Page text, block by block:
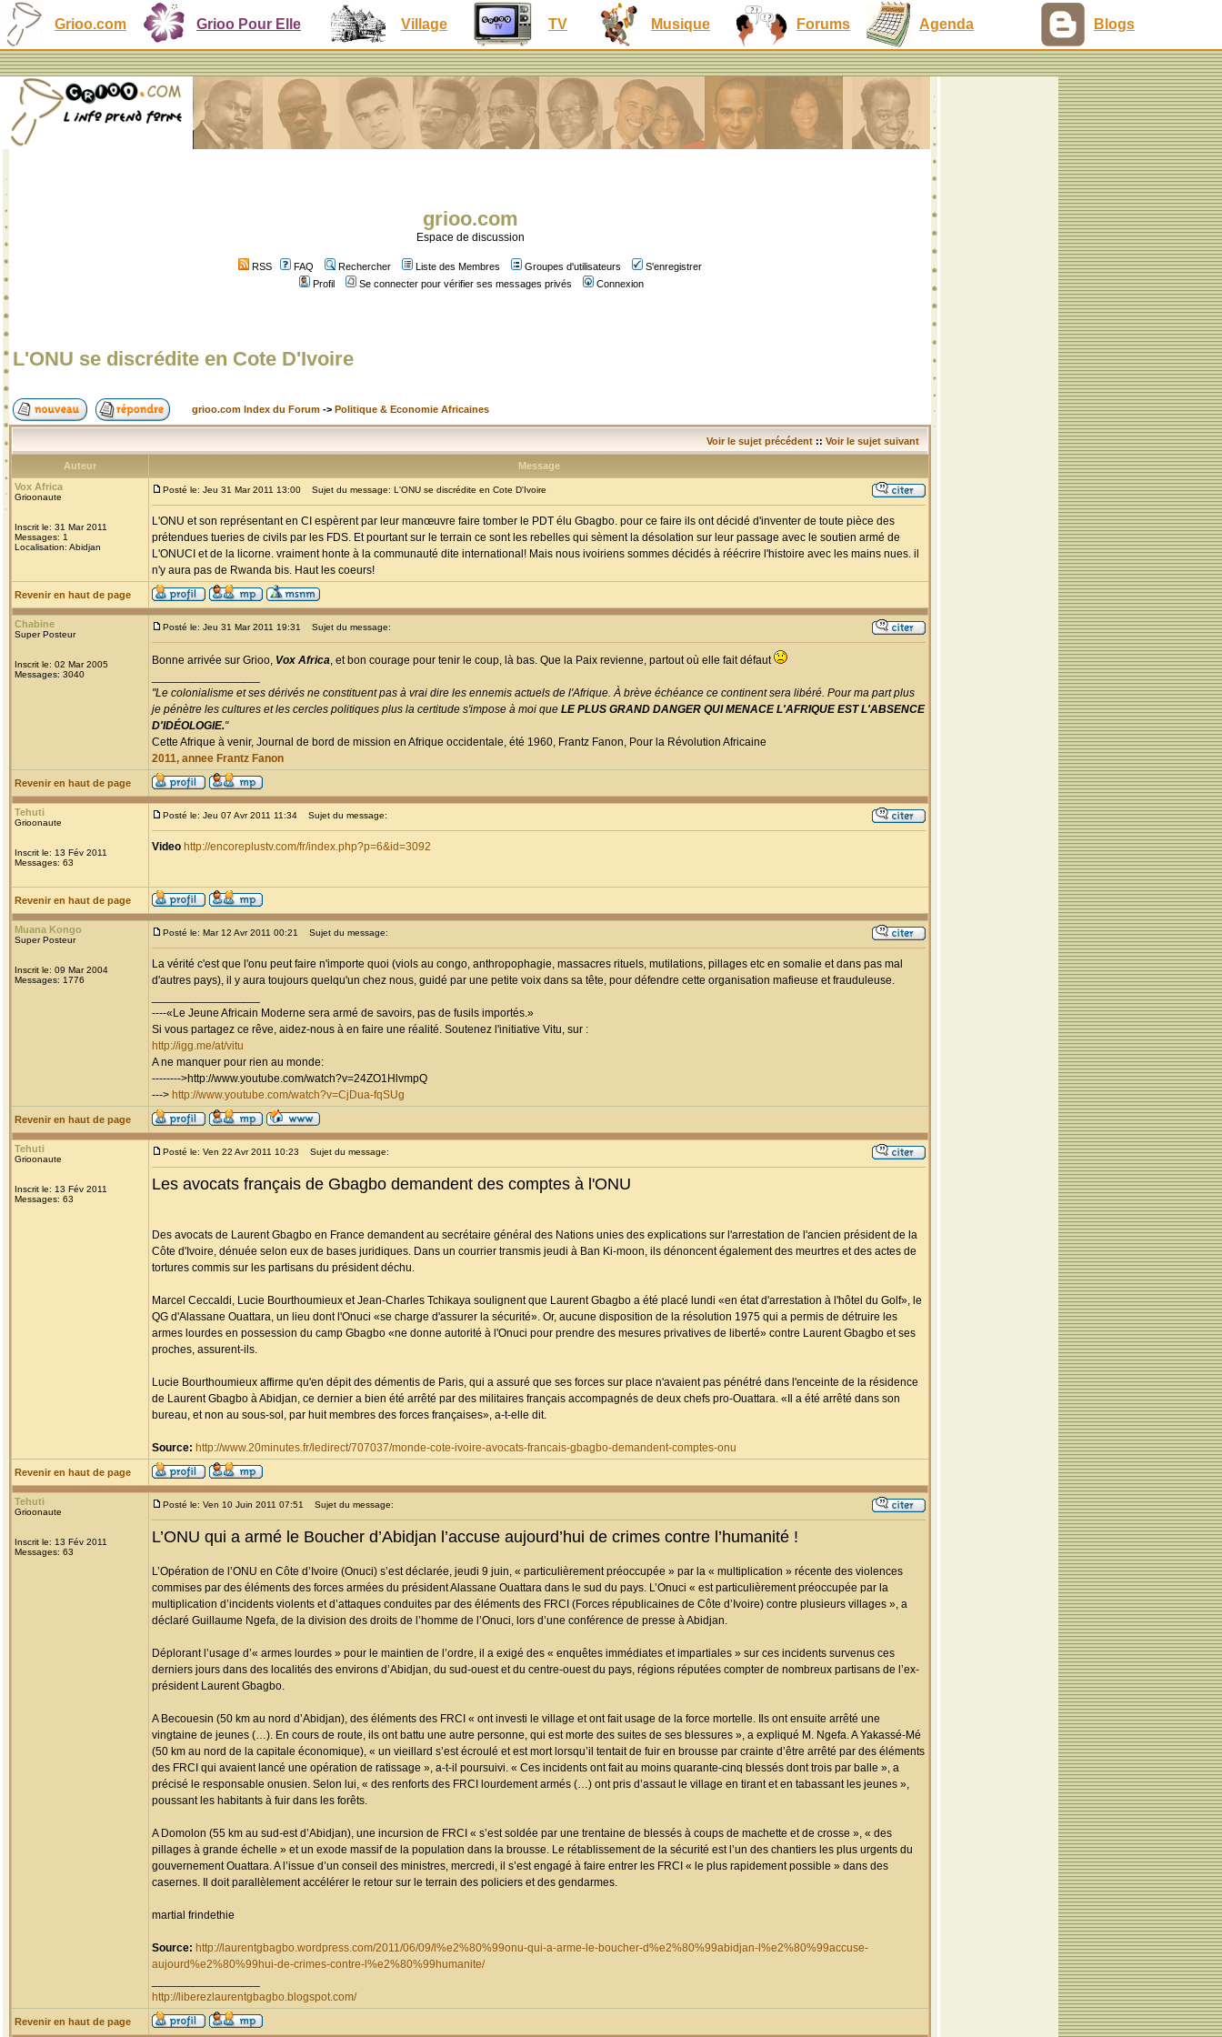
Grioo.com Grioo Pour Elle Village TV Musique Forums Agenda Blogs
grioo.com
Espace de discussion
RSS FAQ Rechercher Liste des Membres Groupes d'utilisateurs
S'enregistrer
Profil
Se connecter pour vérifier ses messages privés Connexion
L'ONU se discrédite en Cote D'Ivoire
grioo.com Index du Forum -> Politique & Economie Africaines
Voir le sujet précédent :: Voir le sujet suivant
Auteur
Message
Vox Africa
Grioonaute
Inscrit le: 31 Mar 2011
Messages: 1
Localisation: Abidjan
Posté le: Jeu 31 Mar 2011 13:00 Sujet du message: L'ONU se discrédite en Cote D'Ivoire
L'ONU et son représentant en CI espèrent par leur manœuvre faire tomber le PDT élu Gbagbo. pour ce faire ils ont décidé d'inventer de toute pièce des
prétendues tueries de civils par les FDS. Et pourtant sur le terrain ce sont les rebelles qui sèment la désolation sur leur passage avec le soutien armé de
L'ONUCI et de la licorne. vraiment honte à la communauté dite international! Mais nous ivoiriens sommes décidés à réécrire l'histoire avec les mains nues. il
n'y aura pas de Rwanda bis. Haut les coeurs!
Revenir en haut de page
Chabine
Super Posteur
Inscrit le: 02 Mar 2005
Messages: 3040
Posté le: Jeu 31 Mar 2011 19:31 Sujet du message:
Bonne arrivée sur Grioo, Vox Africa, et bon courage pour tenir le coup, là bas. Que la Paix revienne, partout où elle fait défaut
"Le colonialisme et ses dérivés ne constituent pas à vrai dire les ennemis actuels de l'Afrique. À brève échéance ce continent sera libéré. Pour ma part plus
je pénètre les cultures et les cercles politiques plus la certitude s'impose à moi que LE PLUS GRAND DANGER QUI MENACE L'AFRIQUE EST L'ABSENCE
D'IDÉOLOGIE."
Cette Afrique à venir, Journal de bord de mission en Afrique occidentale, été 1960, Frantz Fanon, Pour la Révolution Africaine
2011, annee Frantz Fanon
Revenir en haut de page
Tehuti
Grioonaute
Inscrit le: 13 Fév 2011
Messages: 63
Posté le: Jeu 07 Avr 2011 11:34 Sujet du message:
Video http://encoreplustv.com/fr/index.php?p=6&id=3092
Revenir en haut de page
Muana Kongo
Super Posteur
Inscrit le: 09 Mar 2004
Messages: 1776
Posté le: Mar 12 Avr 2011 00:21 Sujet du message:
La vérité c'est que l'onu peut faire n'importe quoi (viols au congo, anthropophagie, massacres rituels, mutilations, pillages etc en somalie et dans pas mal
d'autres pays), il y aura toujours quelqu'un chez nous, guidé par une petite voix dans sa tête, pour défendre cette organisation mafieuse et frauduleuse.
----«Le Jeune Africain Moderne sera armé de savoirs, pas de fusils importés.»
Si vous partagez ce rêve, aidez-nous à en faire une réalité. Soutenez l'initiative Vitu, sur :
http://igg.me/at/vitu
A ne manquer pour rien au monde:
-------->http://www.youtube.com/watch?v=24ZO1HlvmpQ
---> http://www.youtube.com/watch?v=CjDua-fqSUg
Revenir en haut de page
Tehuti
Grioonaute
Inscrit le: 13 Fév 2011
Messages: 63
Posté le: Ven 22 Avr 2011 10:23 Sujet du message:
Les avocats français de Gbagbo demandent des comptes à l'ONU
Des avocats de Laurent Gbagbo en France demandent au secrétaire général des Nations unies des explications sur l'arrestation de l'ancien président de la
Côte d'Ivoire, dénuée selon eux de bases juridiques. Dans un courrier transmis jeudi à Ban Ki-moon, ils dénoncent également des meurtres et des actes de
tortures commis sur les partisans du président déchu.
Marcel Ceccaldi, Lucie Bourthoumieux et Jean-Charles Tchikaya soulignent que Laurent Gbagbo a été placé lundi «en état d'arrestation à l'hôtel du Golf», le
QG d'Alassane Ouattara, un lieu dont l'Onuci «se charge d'assurer la sécurité». Or, aucune disposition de la résolution 1975 qui a permis de détruire les
armes lourdes en possession du camp Gbagbo «ne donne autorité à l'Onuci pour prendre des mesures privatives de liberté» contre Laurent Gbagbo et ses
proches, assurent-ils.
Lucie Bourthoumieux affirme qu'en dépit des démentis de Paris, qui a assuré que ses forces sur place n'avaient pas pénétré dans l'enceinte de la résidence
de Laurent Gbagbo à Abidjan, ce dernier a bien été arrêté par des militaires français accompagnés de deux chefs pro-Ouattara. «Il a été arrêté dans son
bureau, et non au sous-sol, par huit membres des forces françaises», a-t-elle dit.
Source: http://www.20minutes.fr/ledirect/707037/monde-cote-ivoire-avocats-francais-gbagbo-demandent-comptes-onu
Revenir en haut de page
Tehuti
Grioonaute
Inscrit le: 13 Fév 2011
Messages: 63
Posté le: Ven 10 Juin 2011 07:51 Sujet du message:
L’ONU qui a armé le Boucher d’Abidjan l’accuse aujourd’hui de crimes contre l’humanité !
L’Opération de l’ONU en Côte d’Ivoire (Onuci) s’est déclarée, jeudi 9 juin, « particulièrement préoccupée » par la « multiplication » récente des violences
commises par des éléments des forces armées du président Alassane Ouattara dans le sud du pays. L’Onuci « est particulièrement préoccupée par la
multiplication d’incidents violents et d’attaques conduites par des éléments des FRCI (Forces républicaines de Côte d’Ivoire) contre plusieurs villages », a
déclaré Guillaume Ngefa, de la division des droits de l’homme de l’Onuci, lors d’une conférence de presse à Abidjan.
Déplorant l’usage d’« armes lourdes » pour le maintien de l’ordre, il a exigé des « enquêtes immédiates et impartiales » sur ces incidents survenus ces
derniers jours dans des localités des environs d’Abidjan, du sud-ouest et du centre-ouest du pays, régions réputées compter de nombreux partisans de l’ex-
président Laurent Gbagbo.
A Becouesin (50 km au nord d’Abidjan), des éléments des FRCI « ont investi le village et ont fait usage de la force mortelle. Ils ont ensuite arrêté une
vingtaine de jeunes (…). En cours de route, ils ont battu une autre personne, qui est morte des suites de ses blessures », a expliqué M. Ngefa. A Yakassé-Mé
(50 km au nord de la capitale économique), « un vieillard s’est écroulé et est mort lorsqu’il tentait de fuir en brousse par crainte d’être arrêté par des éléments
des FRCI qui avaient lancé une opération de ratissage », a-t-il poursuivi. « Ces incidents ont fait au moins quarante-cinq blessés dont trois par balle », a
précisé le responsable onusien. Selon lui, « des renforts des FRCI lourdement armés (…) ont pris d’assaut le village en tirant et en tabassant les jeunes »,
poussant les habitants à fuir dans les forêts.
A Domolon (55 km au sud-est d’Abidjan), une incursion de FRCI « s’est soldée par une trentaine de blessés à coups de machette et de crosse », « des
pillages à grande échelle » et un exode massif de la population dans la brousse. Le rétablissement de la sécurité est l’un des chantiers les plus urgents du
gouvernement Ouattara. A l’issue d’un conseil des ministres, mercredi, il s’est engagé à faire entrer les FRCI « le plus rapidement possible » dans des
casernes. Il doit parallèlement accélérer le retour sur le terrain des policiers et des gendarmes.
martial frindethie
Source: http://laurentgbagbo.wordpress.com/2011/06/09/l%e2%80%99onu-qui-a-arme-le-boucher-d%e2%80%99abidjan-l%e2%80%99accuse-
aujourd%e2%80%99hui-de-crimes-contre-l%e2%80%99humanite/
http://liberezlaurentgbagbo.blogspot.com/
Revenir en haut de page